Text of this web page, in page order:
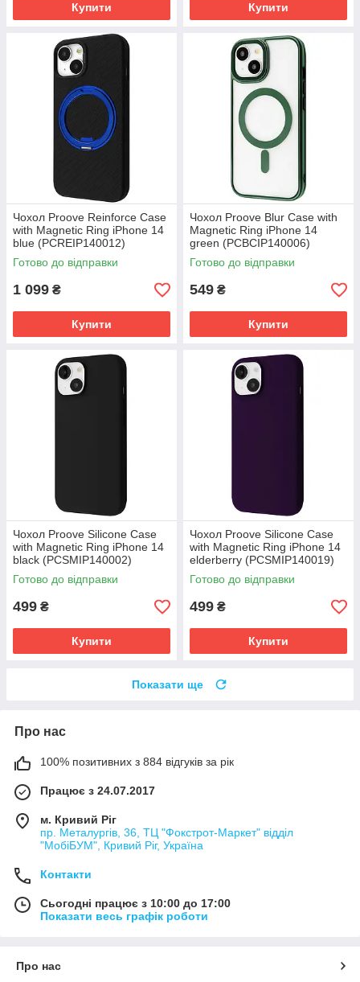
Купити Купити
Чохол Proove Reinforce Case
with Magnetic Ring iPhone 14
blue (PCREIP140012)
Готово до відправки
1 099 ₴
Купити
Чохол Proove Blur Case with
Magnetic Ring iPhone 14
green (PCBCIP140006)
Готово до відправки
549 ₴
Купити
Чохол Proove Silicone Case
with Magnetic Ring iPhone 14
black (PCSMIP140002)
Готово до відправки
499 ₴
Купити
Чохол Proove Silicone Case
with Magnetic Ring iPhone 14
elderberry (PCSMIP140019)
Готово до відправки
499 ₴
Купити
Показати ще
Про нас
100% позитивних з 884 відгуків за рік
Працює з 24.07.2017
м. Кривий Ріг
пр. Металургів, 36, ТЦ "Фокстрот-Маркет" відділ
"МобіБУМ", Кривий Ріг, Україна
Контакти
Сьогодні працює з 10:00 до 17:00
Показати весь графік роботи
Про нас